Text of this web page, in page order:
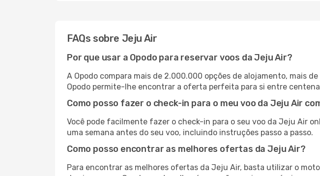
FAQs sobre Jeju Air
Por que usar a Opodo para reservar voos da Jeju Air?
A Opodo compara mais de 2.000.000 opções de alojamento, mais
Opodo permite-lhe encontrar a oferta perfeita para si entre
Como posso fazer o check-in para o meu voo da Jeju Air
Você pode facilmente fazer o check-in para o seu voo da Jeju Air
uma semana antes do seu voo, incluindo instruções passo a passo.
Como posso encontrar as melhores ofertas da Jeju Air?
Para encontrar as melhores ofertas da Jeju Air, basta utilizar o